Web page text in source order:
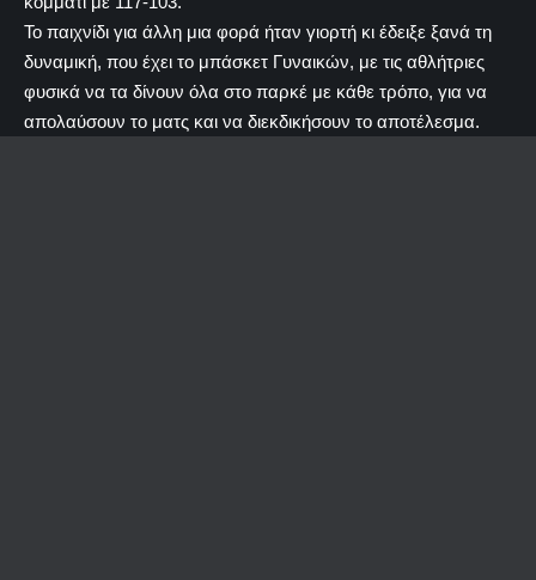
Το παιχνίδι για άλλη μια φορά ήταν γιορτή κι έδειξε ξανά τη
δυναμική, που έχει το μπάσκετ Γυναικών, με τις αθλήτριες
φυσικά να τα δίνουν όλα στο παρκέ με κάθε τρόπο, για να
απολαύσουν το ματς και να διεκδικήσουν το αποτέλεσμα.